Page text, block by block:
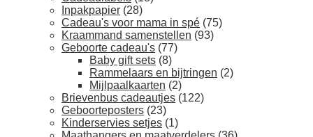
Inpakpapier (28)
Cadeau's voor mama in spé (75)
Kraammand samenstellen (93)
Geboorte cadeau's (77)
Baby gift sets (8)
Rammelaars en bijtringen (2)
Mijlpaalkaarten (2)
Brievenbus cadeautjes (122)
Geboorteposters (23)
Kinderservies setjes (1)